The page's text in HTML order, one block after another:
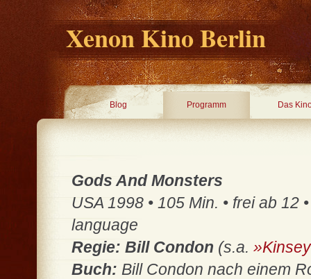
Xenon Kino Berlin
Blog Programm Das
Gods And Monsters
USA 1998 • 105 Min. • frei ab 12
language
Regie: Bill Condon (s.a.
Buch: Bill Condon nach einem